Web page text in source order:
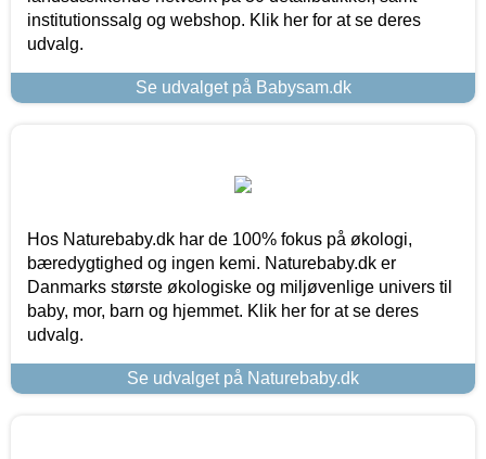
institutionssalg og webshop. Klik her for at se deres
udvalg.
Se udvalget på Babysam.dk
Hos Naturebaby.dk har de 100% fokus på økologi,
bæredygtighed og ingen kemi. Naturebaby.dk er
Danmarks største økologiske og miljøvenlige univers til
baby, mor, barn og hjemmet. Klik her for at se deres
udvalg.
Se udvalget på Naturebaby.dk